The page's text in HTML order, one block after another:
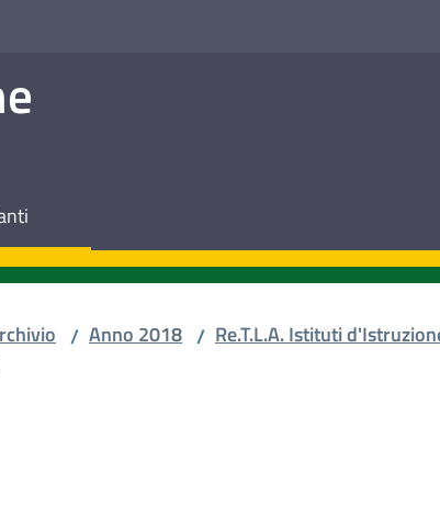
/ Anno 2018 / Re.T.L.A. Istituti